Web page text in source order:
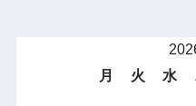
月
火 水